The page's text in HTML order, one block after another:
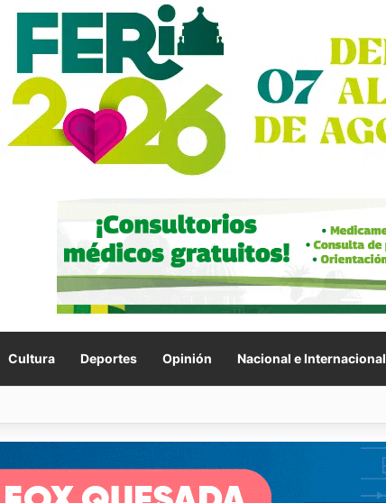
Cultura Deportes Opinión Nacional e Internacional
Capullito III registra avances en Soledad